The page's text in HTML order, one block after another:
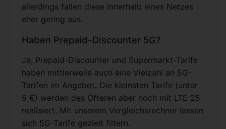
allerdings fallen diese innerhalb eines Netzes
eher gering aus.
Haben Prepaid-Discounter 5G?
Ja, Prepaid-Discounter und Supermarkt-Tarife
haben mittlerweile auch eine Vielzahl an 5G-
Tarifen im Angebot. Die kleinsten Tarife (unter
5 €) werden des Öfteren aber noch mit LTE 25
realisiert. Mit unserem Vergleichsrechner lassen
sich 5G-Tarife gezielt filtern.